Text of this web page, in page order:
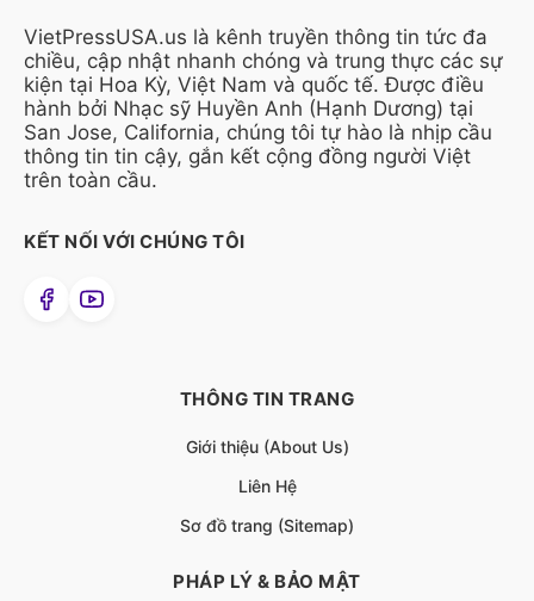
VietPressUSA.us là kênh truyền thông tin tức đa
chiều, cập nhật nhanh chóng và trung thực các sự
kiện tại Hoa Kỳ, Việt Nam và quốc tế. Được điều
hành bởi Nhạc sỹ Huyền Anh (Hạnh Dương) tại
San Jose, California, chúng tôi tự hào là nhịp cầu
thông tin tin cậy, gắn kết cộng đồng người Việt
trên toàn cầu.
KẾT NỐI VỚI CHÚNG TÔI
THÔNG TIN TRANG
Giới thiệu (About Us)
Liên Hệ
Sơ đồ trang (Sitemap)
PHÁP LÝ & BẢO MẬT